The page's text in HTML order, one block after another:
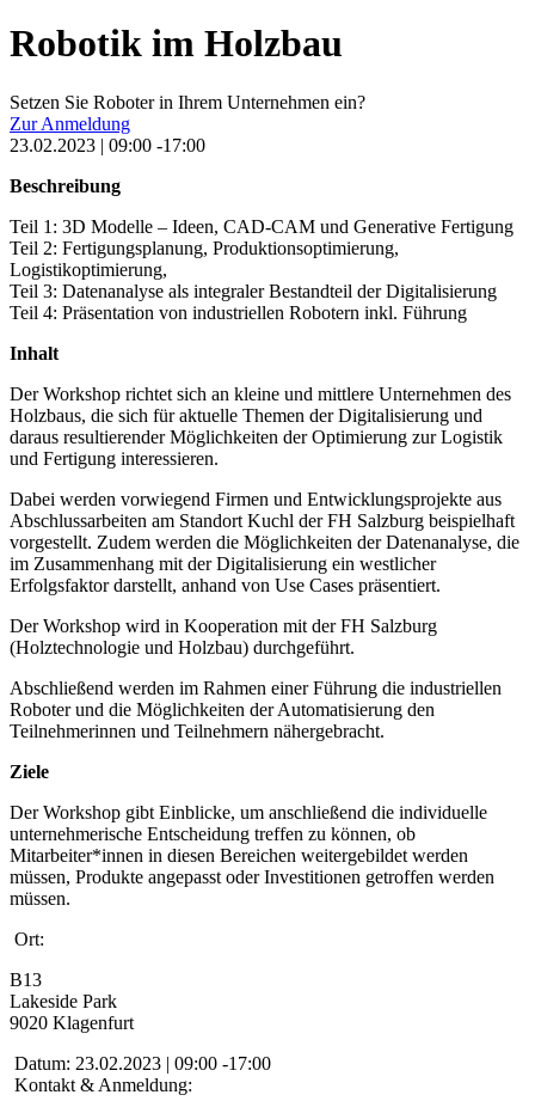
Robotik im Holzbau
Setzen Sie Roboter in Ihrem Unternehmen ein?
Zur Anmeldung
23.02.2023 | 09:00 -17:00
Beschreibung
Teil 1: 3D Modelle – Ideen, CAD-CAM und Generative Fertigung
Teil 2: Fertigungsplanung, Produktionsoptimierung,
Logistikoptimierung,
Teil 3: Datenanalyse als integraler Bestandteil der Digitalisierung
Teil 4: Präsentation von industriellen Robotern inkl. Führung
Inhalt
Der Workshop richtet sich an kleine und mittlere Unternehmen des
Holzbaus, die sich für aktuelle Themen der Digitalisierung und
daraus resultierender Möglichkeiten der Optimierung zur Logistik
und Fertigung interessieren.
Dabei werden vorwiegend Firmen und Entwicklungsprojekte aus
Abschlussarbeiten am Standort Kuchl der FH Salzburg beispielhaft
vorgestellt. Zudem werden die Möglichkeiten der Datenanalyse, die
im Zusammenhang mit der Digitalisierung ein westlicher
Erfolgsfaktor darstellt, anhand von Use Cases präsentiert.
Der Workshop wird in Kooperation mit der FH Salzburg
(Holztechnologie und Holzbau) durchgeführt.
Abschließend werden im Rahmen einer Führung die industriellen
Roboter und die Möglichkeiten der Automatisierung den
Teilnehmerinnen und Teilnehmern nähergebracht.
Ziele
Der Workshop gibt Einblicke, um anschließend die individuelle
unternehmerische Entscheidung treffen zu können, ob
Mitarbeiter*innen in diesen Bereichen weitergebildet werden
müssen, Produkte angepasst oder Investitionen getroffen werden
müssen.
Ort:
B13
Lakeside Park
9020 Klagenfurt
Datum: 23.02.2023 | 09:00 -17:00
Kontakt & Anmeldung: